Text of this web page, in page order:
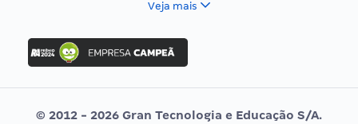
Concurso Nacional Unificado
Concurso Ibama
Concurso MPU
Editais publicados
Vunesp
Veja mais
© 2012 - 2026 Gran Tecnologia e Educação S/A.